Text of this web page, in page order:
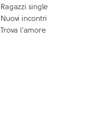
Ragazzi single
Nuovi incontri
Trova l'amore